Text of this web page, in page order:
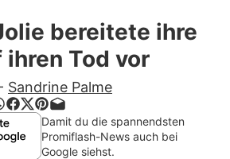
Stars
Filme & Serien
Lifestyle
Familie & Liebe
bereitete ihre
Tod vor
Sandrine Palme
Damit du die spannendsten
Promiflash-News auch bei
Google siehst.